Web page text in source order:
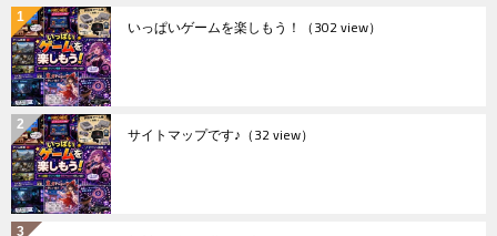
いっぱいゲームを楽しもう！ （302 view）
サイトマップです♪ （32 view）